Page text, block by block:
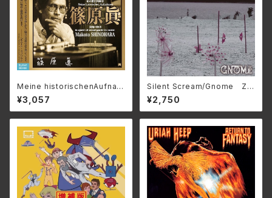
Meine historischenAufnah
men/ 私の歴史的録音_篠原
眞 3SCD-0083(仕様:CD)
¥3,057
Silent Scream/Gnome ZD
R-012(仕様:CD)
¥2,750